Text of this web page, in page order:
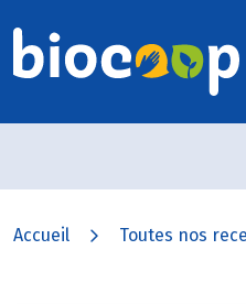
Accueil Toutes nos